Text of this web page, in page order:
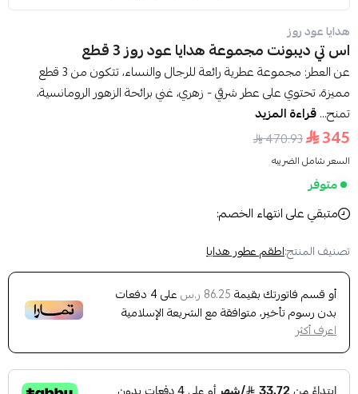
هدايا عود روز
اس تي ديبونت مجموعة هدايا عود روز 3 قطع
عن العطر: مجموعة عطرية رائعة للرجال والنساء، تتكون من 3 قطع
مميزة، تحتوي على عطر شرقي - زهري، غني برائحة الزهور الرومانسية،
تمنح...قراءة المزيد
345
470.93
السعر شامل الضريبه
متوفر
متبقي على انتهاء الخصم:
تصنيف المنتج:اطقم عطور هدايا
أو قسم فاتورتك بقيمة 86.25 ر.س على4 دفعات
بدون رسوم تأخير، متوافقة مع الشريعة الإسلامية
اعرف أكثر